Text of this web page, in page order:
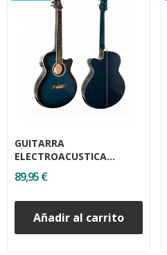
GUITARRA
ELECTROACUSTICA
ASHTON SL29CEQ TBB
89,95 €
Añadir al carrito